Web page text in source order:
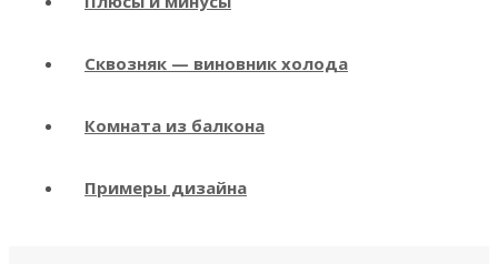
Сквозняк — виновник холода
Комната из балкона
Примеры дизайна